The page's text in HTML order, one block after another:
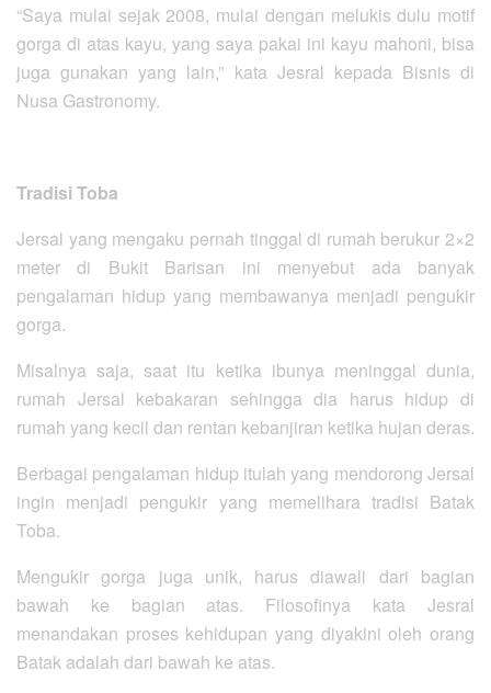
“Saya mulai sejak 2008, mulai dengan melukis dulu motif
gorga di atas kayu, yang saya pakai ini kayu mahoni, bisa
juga gunakan yang lain,” kata Jesral kepada Bisnis di
Nusa Gastronomy.
Tradisi Toba
Jersal yang mengaku pernah tinggal di rumah berukur 2×2
meter di Bukit Barisan ini menyebut ada banyak
pengalaman hidup yang membawanya menjadi pengukir
gorga.
Misalnya saja, saat itu ketika ibunya meninggal dunia,
rumah Jersal kebakaran sehingga dia harus hidup di
rumah yang kecil dan rentan kebanjiran ketika hujan deras.
Berbagai pengalaman hidup itulah yang mendorong Jersal
ingin menjadi pengukir yang memelihara tradisi Batak
Toba.
Mengukir gorga juga unik, harus diawali dari bagian
bawah ke bagian atas. Filosofinya kata Jesral
menandakan proses kehidupan yang diyakini oleh orang
Batak adalah dari bawah ke atas.